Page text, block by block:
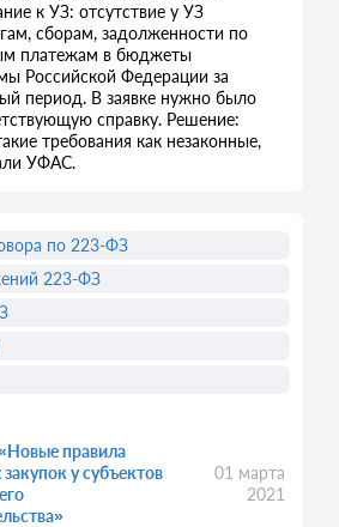
к УЗ: отсутствие у УЗ
сборам, задолженности по
платежам в бюджеты
Российской Федерации за
период. В заявке нужно было
справку. Решение:
требования как незаконные,
УФАС.
правила
у субъектов
01 марта
2021
по 223-ФЗ
223-ФЗ